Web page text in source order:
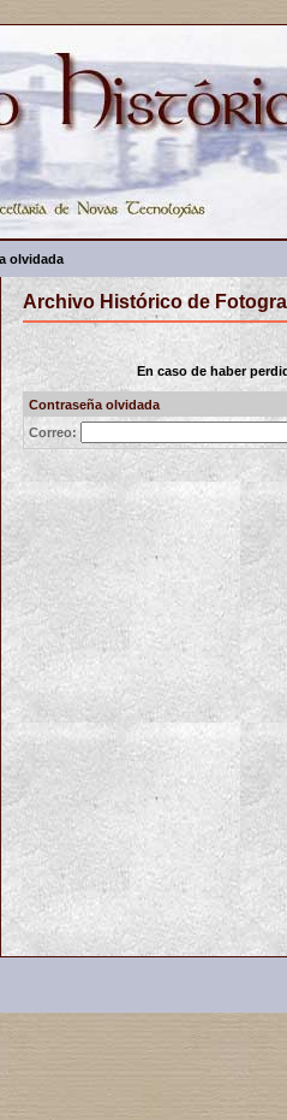
olvidada
Archivo Histórico de
En caso de haber
Contraseña olvidada
Correo: